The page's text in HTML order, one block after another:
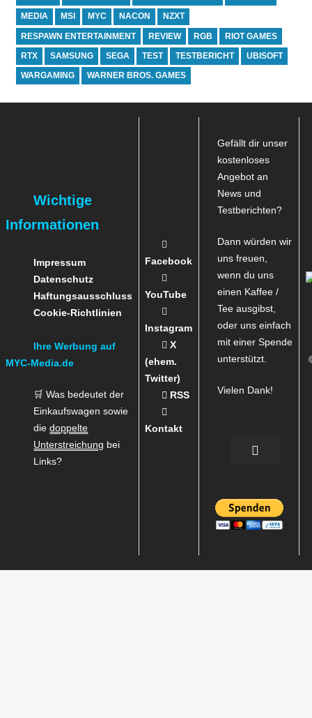
MEDIA MSI MYC NACON NZXT
RESPAWN ENTERTAINMENT REVIEW RGB RIOT GAMES
RTX SAMSUNG SEGA TEST TESTBERICHT UBISOFT
WARGAMING WARNER BROS. GAMES
Wichtige
Informationen
Impressum
Datenschutz
Haftungsausschluss
Cookie-Richtlinien
Ihre Werbung auf
MYC-Media.de
🛒 Was bedeutet der
Einkaufswagen sowie
diedoppelte
Unterstreichung bei
Links?
Facebook
YouTube
Instagram
X
(ehem.
Twitter)
RSS
Kontakt
Gefällt dir unser
kostenloses
Angebot an
News und
Testberichten?
Dann würden wir
uns freuen,
wenn du uns
einen Kaffee /
Tee ausgibst,
oder uns einfach
mit einer Spende
unterstützt.
Vielen Dank!